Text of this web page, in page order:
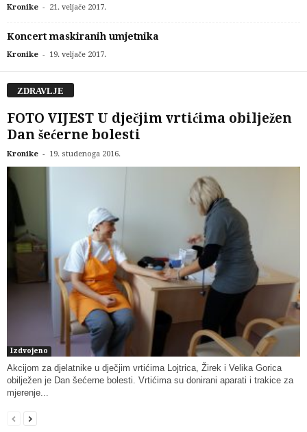
Kronike - 21. veljače 2017.
Koncert maskiranih umjetnika
Kronike - 19. veljače 2017.
ZDRAVLJE
FOTO VIJEST U dječjim vrtićima obilježen
Dan šećerne bolesti
Kronike - 19. studenoga 2016.
Izdvojeno
Akcijom za djelatnike u dječjim vrtićima Lojtrica, Žirek i Velika Gorica
obilježen je Dan šećerne bolesti. Vrtićima su donirani aparati i trakice za
mjerenje...